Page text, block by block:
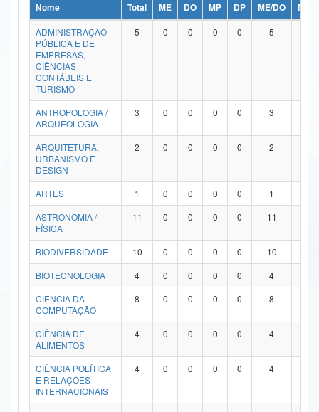
Ministério da Ciência, Tecnologia, Inovações e Comunicações
Ministério do Meio Ambiente
Ministério do Turismo
Ministério do Desenvolvimento Regional
Controladoria-Geral da União
Ministério da Mulher, da Família e dos Direitos Humanos
Secretaria de Governo
Advocacia-Geral da União
Banco Central do Brasil
Nome Total ME DO MP DP ME/DO
MP/
ADMINISTRAÇÃO
PÚBLICA E DE
EMPRESAS,
CIÊNCIAS
CONTÁBEIS E
TURISMO
5 0 0 0 0 5
ANTROPOLOGIA /
ARQUEOLOGIA
3 0 0 0 0 3
ARQUITETURA,
URBANISMO E
DESIGN
2 0 0 0 0 2
ARTES 1 0 0 0 0 1
ASTRONOMIA /
FÍSICA
11 0 0 0 0 11
BIODIVERSIDADE 10 0 0 0 0 10
BIOTECNOLOGIA
4 0 0 0 0 4
CIÊNCIA DA
COMPUTAÇÃO
8 0 0 0 0 8
CIÊNCIA DE
ALIMENTOS
4 0 0 0 0 4
CIÊNCIA POLÍTICA
E RELAÇÕES
INTERNACIONAIS
4 0 0 0 0 4